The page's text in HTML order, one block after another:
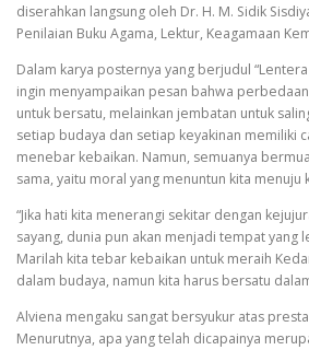
diserahkan langsung oleh Dr. H. M. Sidik
Penilaian Buku Agama, Lektur, Keagamaan
Dalam karya posternya yang berjudul
ingin menyampaikan pesan bahwa
untuk bersatu, melainkan jembatan untuk
setiap budaya dan setiap keyakinan memiliki
menebar kebaikan. Namun, semuanya
sama, yaitu moral yang menuntun kita menuju
“Jika hati kita menerangi sekitar dengan
sayang, dunia pun akan menjadi tempat yang
Marilah kita tebar kebaikan untuk meraih
dalam budaya, namun kita harus bersatu
Alviena mengaku sangat bersyukur atas
Menurutnya, apa yang telah dicapainya